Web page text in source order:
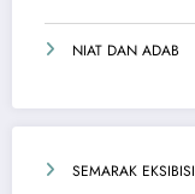
NIAT DAN ADAB
SEMARAK EKSIBISI